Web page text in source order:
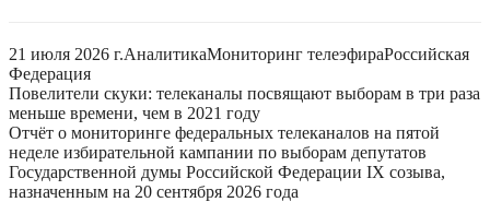
21 июля 2026 г.АналитикаМониторинг телеэфираРоссийская
Федерация
Повелители скуки: телеканалы посвящают выборам в три раза
меньше времени, чем в 2021 году
Отчёт о мониторинге федеральных телеканалов на пятой
неделе избирательной кампании по выборам депутатов
Государственной думы Российской Федерации IX созыва,
назначенным на 20 сентября 2026 года